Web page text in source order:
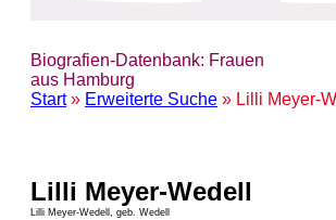
Biografien-Datenbank: Frauen
aus Hamburg
Start» Erweiterte Suche » Lilli Meyer-
Lilli Meyer-Wedell
Lilli Meyer-Wedell, geb. Wedell